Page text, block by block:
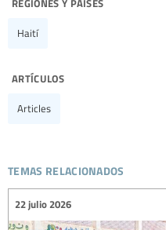
Haití
artículos
Articles
temas relacionados
22 julio 2026